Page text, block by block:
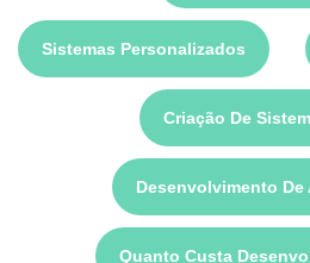
Sistemas Personalizados
Criação De
Desenvolvimento
Quanto Custa